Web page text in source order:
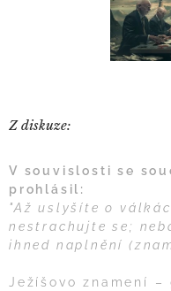
Z diskuze:
V souvislosti se
prohlásil:
"Až uslyšíte o
nestrachujte se;
ihned naplnění
Ježíšovo znamení